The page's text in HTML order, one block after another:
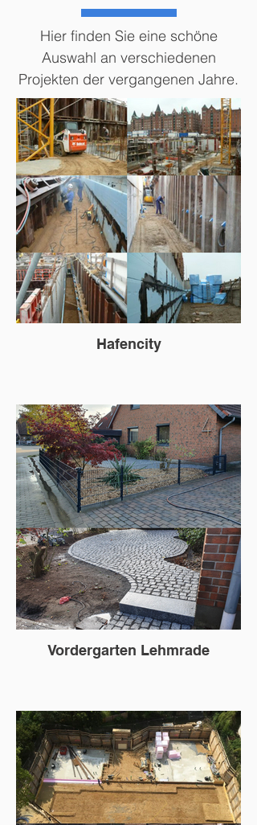
Hier finden Sie eine schöne
Auswahl an verschiedenen
Projekten der vergangenen Jahre.
Hafencity
Vordergarten Lehmrade